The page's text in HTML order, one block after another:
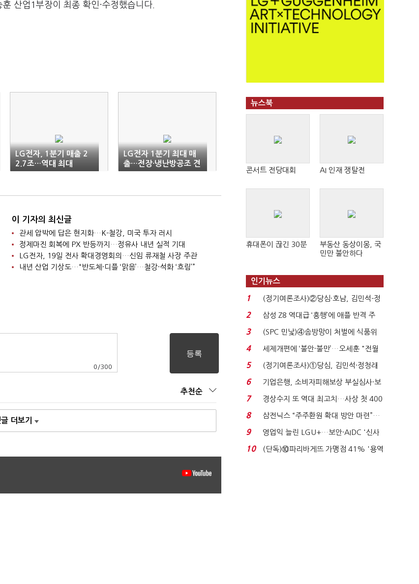
산업1부장이 최종 확인·수정했습니다.
LG전자, 1분기 매출 2
2.7조…역대 최대
LG전자 1분기 최대 매
출…전장·냉난방공조 견
인
이 기자의 최신글
관세 압박에 답은 현지화…K-철강, 미국 투자 러시
정제마진 회복에 PX 반등까지…정유사 내년 실적 기대
LG전자, 19일 전사 확대경영회의…신임 류재철 사장 주관
내년 산업 기상도…“반도체·디플 ‘맑음’…철강·석화 ‘흐림’”
0 /300
추천순
더보기
뉴스북
콘서트 전당대회 AI 인재 쟁탈전
휴대폰이 끊긴 30분
부동산 동상이몽, 국
민만 불안하다
인기뉴스
1
(정기여론조사)②당심·호남, 김민석-정
청래 '초접전'...
2
삼성 Z8 역대급 ‘흥행’에 애플 반격 주
목…9월 ‘폴...
3
(SPC 민낯)④솜방망이 처벌에 식품위
생법 위반 반복...
4
세제개편에 ‘불안·불만’…오세훈 "전월
세 구하기 더 ...
5
(정기여론조사)①당심, 김민석·정청래
'초접전'…대통령 ...
6
기업은행, 소비자피해보상 부실심사·보
이스피싱 공시 ...
7
경상수지 또 역대 최고치…사상 첫 400
억달러에 '3% 성...
8
삼전닉스 “주주환원 확대 방안 마련”…
로이터에 성명...
9
영업익 늘린 LGU+…보안·AIDC '신사
업 드라이브'...
10
(단독)⑩파리바게뜨 가맹점 41% '용역